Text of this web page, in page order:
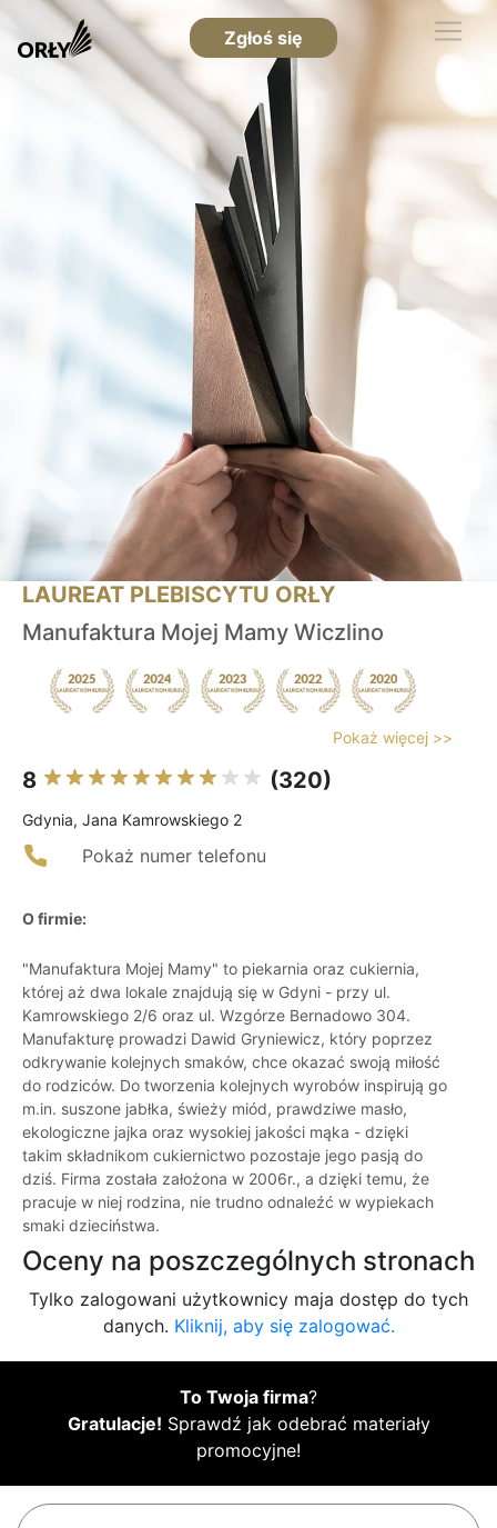
Zgłoś się
LAUREAT PLEBISCYTU ORŁY
Manufaktura Mojej Mamy Wiczlino
Pokaż więcej >>
8 (320)
Gdynia, Jana Kamrowskiego 2
Pokaż numer telefonu
O firmie:
"Manufaktura Mojej Mamy" to piekarnia oraz cukiernia,
której aż dwa lokale znajdują się w Gdyni - przy ul.
Kamrowskiego 2/6 oraz ul. Wzgórze Bernadowo 304.
Manufakturę prowadzi Dawid Gryniewicz, który poprzez
odkrywanie kolejnych smaków, chce okazać swoją miłość
do rodziców. Do tworzenia kolejnych wyrobów inspirują go
m.in. suszone jabłka, świeży miód, prawdziwe masło,
ekologiczne jajka oraz wysokiej jakości mąka - dzięki
takim składnikom cukiernictwo pozostaje jego pasją do
dziś. Firma została założona w 2006r., a dzięki temu, że
pracuje w niej rodzina, nie trudno odnaleźć w wypiekach
smaki dzieciństwa.
Oceny na poszczególnych stronach
Tylko zalogowani użytkownicy maja dostęp do tych
danych. Kliknij, aby się zalogować.
To Twoja firma?
Gratulacje! Sprawdź jak odebrać materiały
promocyjne!